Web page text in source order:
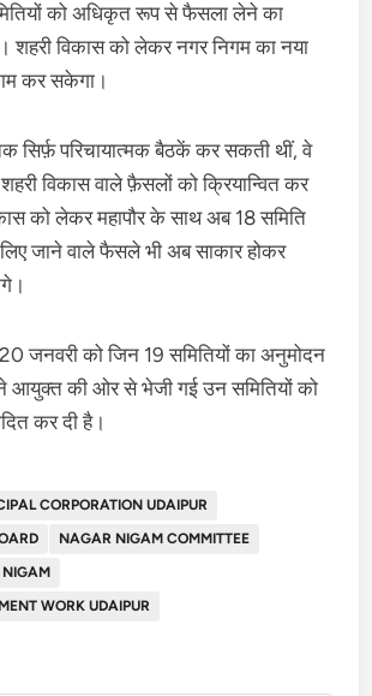
को अधिकृत रूप से फैसला लेने का
शहरी विकास को लेकर नगर निगम का नया
कर सकेगा।
सिर्फ़ परिचायात्मक बैठकें कर सकती थीं, वे
विकास वाले फ़ैसलों को क्रियान्वित कर
को लेकर महापौर के साथ अब 18 समिति
जाने वाले फैसले भी अब साकार होकर
20 जनवरी को जिन 19 समितियों का अनुमोदन
आयुक्त की ओर से भेजी गई उन समितियों को
कर दी है।
CORPORATION UDAIPUR
NAGAR NIGAM COMMITTEE
NIGAM
WORK UDAIPUR